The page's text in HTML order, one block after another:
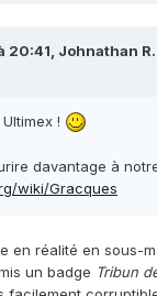
20:41, Johnathan
!
davantage à
wiki/Gracques
en réalité en sous-
un badge Tribun